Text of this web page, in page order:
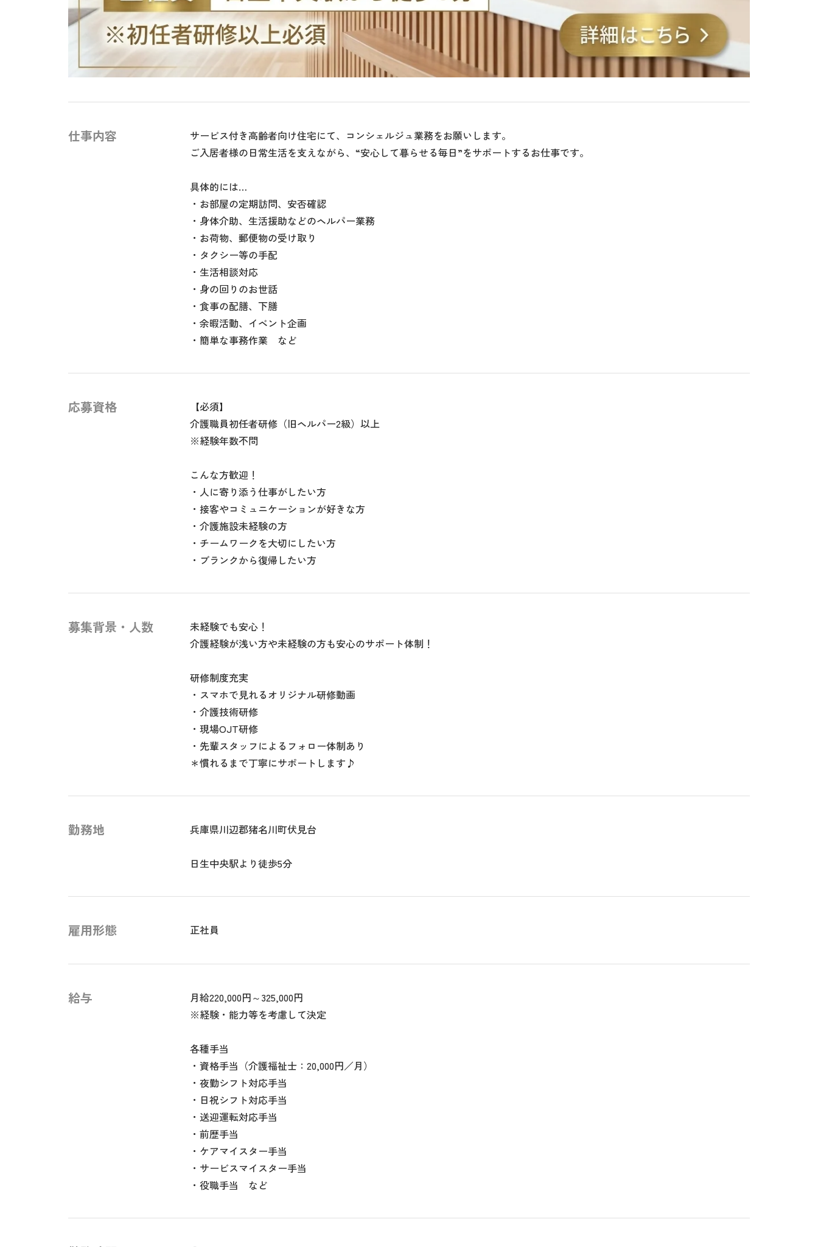
仕事内容
サービス付き高齢者向け住宅にて、コンシェルジュ業務をお願いします。
ご入居者様の日常生活を支えながら、“安心して暮らせる毎日”をサポートするお仕事です。
具体的には…
・お部屋の定期訪問、安否確認
・身体介助、生活援助などのヘルパー業務
・お荷物、郵便物の受け取り
・タクシー等の手配
・生活相談対応
・身の回りのお世話
・食事の配膳、下膳
・余暇活動、イベント企画
・簡単な事務作業 など
応募資格
【必須】
介護職員初任者研修（旧ヘルパー2級）以上
※経験年数不問
こんな方歓迎！
・人に寄り添う仕事がしたい方
・接客やコミュニケーションが好きな方
・介護施設未経験の方
・チームワークを大切にしたい方
・ブランクから復帰したい方
募集背景・人数
未経験でも安心！
介護経験が浅い方や未経験の方も安心のサポート体制！
研修制度充実
・スマホで見れるオリジナル研修動画
・介護技術研修
・現場OJT研修
・先輩スタッフによるフォロー体制あり
＊慣れるまで丁寧にサポートします♪
勤務地 兵庫県川辺郡猪名川町伏見台
日生中央駅より徒歩5分
雇用形態 正社員
給与
月給220,000円～325,000円
※経験・能力等を考慮して決定
各種手当
・資格手当（介護福祉士：20,000円／月）
・夜勤シフト対応手当
・日祝シフト対応手当
・送迎運転対応手当
・前歴手当
・ケアマイスター手当
・サービスマイスター手当
・役職手当 など